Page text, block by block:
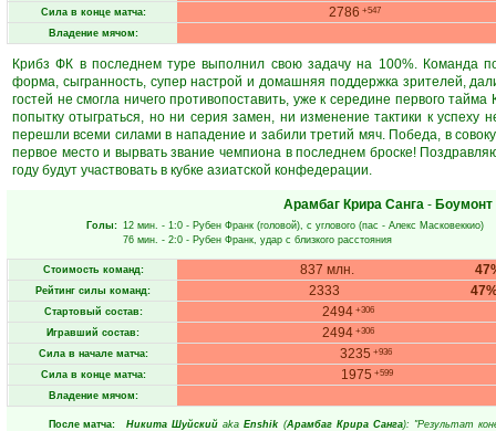
Сила в конце матча: 2786 +547
Владение мячом:
Крибз ФК в последнем туре выполнил свою задачу на 100%. Команда
форма, сыгранность, супер настрой и домашняя поддержка зрителей,
гостей не смогла ничего противопоставить, уже к середине первого
попытку отыграться, но ни серия замен, ни изменение тактики к успеху
перешли всеми силами в нападение и забили третий мяч. Победа, в
первое место и вырвать звание чемпиона в последнем броске!
году будут участвовать в кубке азиатской конфедерации.
Арамбаг Крира Санга - Боумонт
Голы: 12 мин. - 1:0 - Рубен Франк (головой), с углового (пас - Алекс Масковеккио)
76 мин. - 2:0 - Рубен Франк, удар с близкого расстояния
Стоимость команд: 837 млн.
Рейтинг силы команд: 2333
Стартовый состав: 2494 +306
Игравший состав: 2494 +306
Сила в начале матча: 3235 +936
Сила в конце матча: 1975 +599
Владение мячом:
После матча: Никита Шуйский aka Enshik (Арамбаг Крира Санга): "Результат